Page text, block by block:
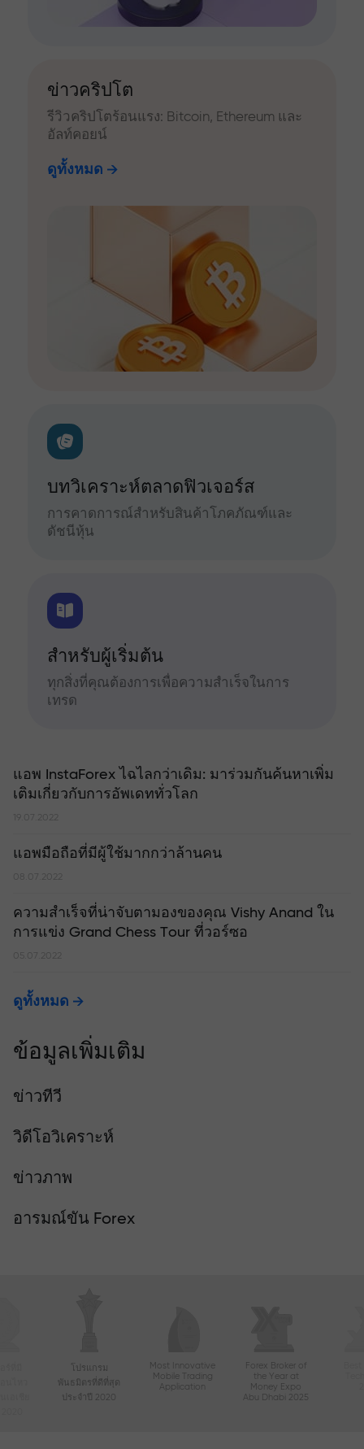
ข่าวคริปโต
รีวิวคริปโตร้อนแรง: Bitcoin, Ethereum และ
อัลท์คอยน์
ดูทั้งหมด
บทวิเคราะห์ตลาดฟิวเจอร์ส
การคาดการณ์สำหรับสินค้าโภคภัณฑ์และ
ดัชนีหุ้น
สำหรับผู้เริ่มต้น
ทุกสิ่งที่คุณต้องการเพื่อความสำเร็จในการ
เทรด
แอพ InstaForex ไฉไลกว่าเดิม: มาร่วมกันค้นหาเพิ่ม
เติมเกี่ยวกับการอัพเดททั่วโลก
19.07.2022
แอพมือถือที่มีผู้ใช้มากกว่าล้านคน
08.07.2022
ความสำเร็จที่น่าจับตามองของคุณ Vishy Anand ใน
การแข่ง Grand Chess Tour ที่วอร์ซอ
ดูทั้งหมด
ข้อมูลเพิ่มเติม
ข่าวทีวี
วิดีโอวิเคราะห์
ข่าวภาพ
อารมณ์ขัน Forex
โปรแกรม
พันธมิตรที่ดีที่สุด
ประจำปี 2020
Most Innovative
Mobile Trading
Application
Forex Broker of
the Year at
Money Expo
Abu Dhabi 2025